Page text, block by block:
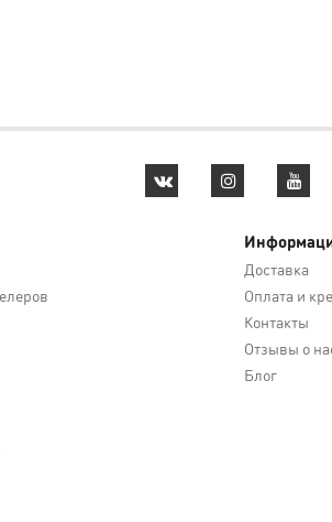
Доставка
Оплата и
Контакты
Отзывы о
Блог